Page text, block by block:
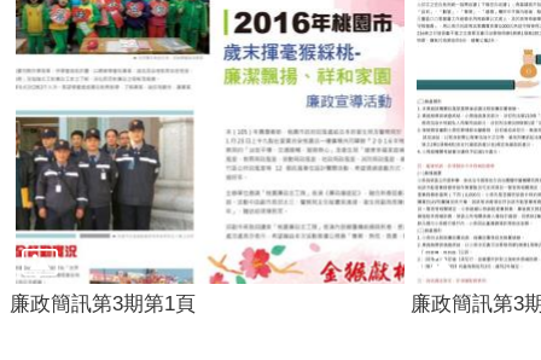
廉政簡訊第3期第1頁 廉政簡訊第3